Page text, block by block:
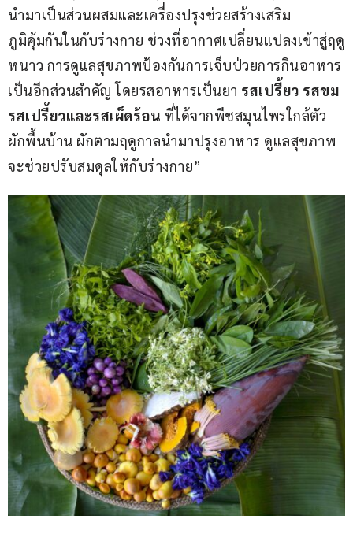
นำมาเป็นส่วนผสมและเครื่องปรุงช่วยสร้างเสริม
ภูมิคุ้มกันในกับร่างกาย ช่วงที่อากาศเปลี่ยนแปลงเข้าสู่ฤดู
หนาว การดูแลสุขภาพป้องกันการเจ็บป่วยการกินอาหาร
เป็นอีกส่วนสำคัญ โดยรสอาหารเป็นยา รสเปรี้ยว รสขม
รสเปรี้ยวและรสเผ็ดร้อน ที่ได้จากพืชสมุนไพรใกล้ตัว
ผักพื้นบ้าน ผักตามฤดูกาลนำมาปรุงอาหาร ดูแลสุขภาพ
จะช่วยปรับสมดุลให้กับร่างกาย”